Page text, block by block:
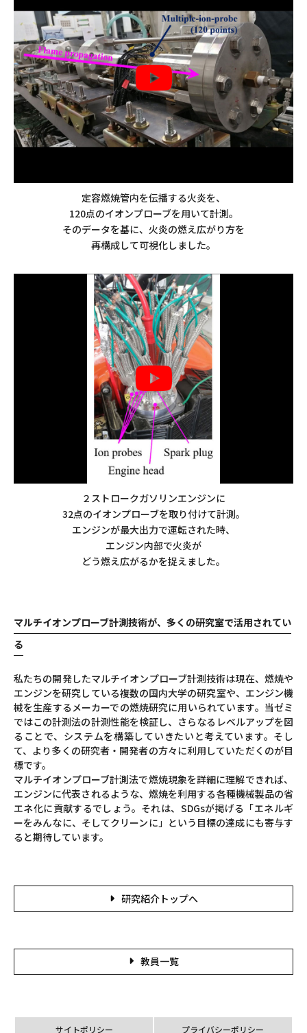
定容燃焼管内を伝播する火炎を、
120点のイオンプローブを用いて計測。
そのデータを基に、火炎の燃え広がり方を
再構成して可視化しました。
２ストロークガソリンエンジンに
32点のイオンプローブを取り付けて計測。
エンジンが最大出力で運転された時、
エンジン内部で火炎が
どう燃え広がるかを捉えました。
マルチイオンプローブ計測技術が、多くの研究室で活用されてい
る
私たちの開発したマルチイオンプローブ計測技術は現在、燃焼や
エンジンを研究している複数の国内大学の研究室や、エンジン機
械を生産するメーカーでの燃焼研究に用いられています。当ゼミ
ではこの計測法の計測性能を検証し、さらなるレベルアップを図
ることで、システムを構築していきたいと考えています。そし
て、より多くの研究者・開発者の方々に利用していただくのが目
標です。
マルチイオンプローブ計測法で燃焼現象を詳細に理解できれば、
エンジンに代表されるような、燃焼を利用する各種機械製品の省
エネ化に貢献するでしょう。それは、SDGsが掲げる「エネルギ
ーをみんなに、そしてクリーンに」という目標の達成にも寄与す
ると期待しています。
研究紹介トップへ
教員一覧
サイトポリシー プライバシーポリシー